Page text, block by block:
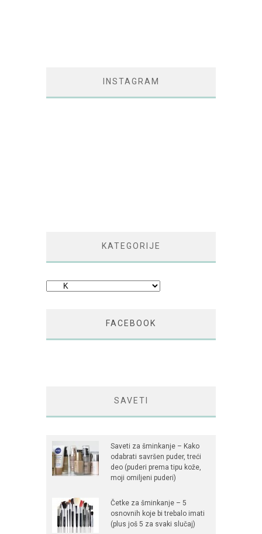
INSTAGRAM
KATEGORIJE
Kategorije
FACEBOOK
SAVETI
Saveti za šminkanje – Kako
odabrati savršen puder, treći
deo (puderi prema tipu kože,
moji omiljeni puderi)
Četke za šminkanje – 5
osnovnih koje bi trebalo imati
(plus još 5 za svaki slučaj)